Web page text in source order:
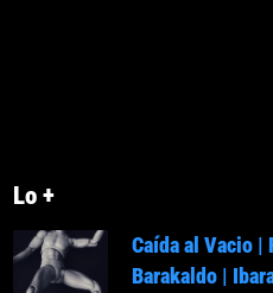
Lo +
Caída al Vacio |
Barakaldo |